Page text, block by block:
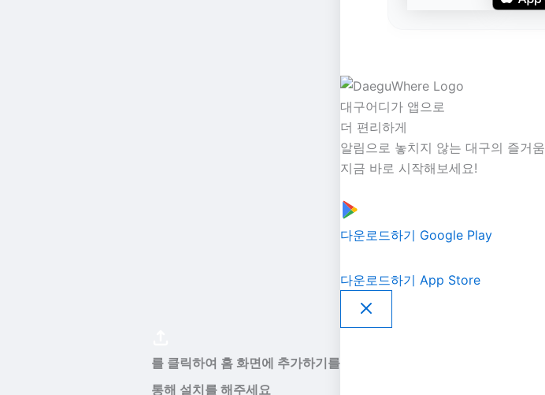
대구어디가 앱으로
더 편리하게
알림으로 놓치지 않는 대구의 즐거움
지금 바로 시작해보세요!
다운로드하기 Google Play
다운로드하기 App Store
를 클릭하여 홈 화면에 추가하기를
통해 설치를 해주세요